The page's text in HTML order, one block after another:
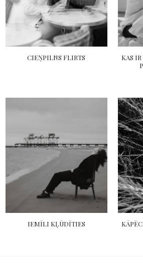
CIEŅPILNS FLIRTS
KAS
IEMĪLI KĻŪDĪTIES